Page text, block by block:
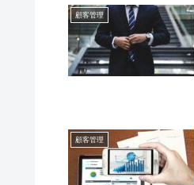
顧客管理
顧客管理